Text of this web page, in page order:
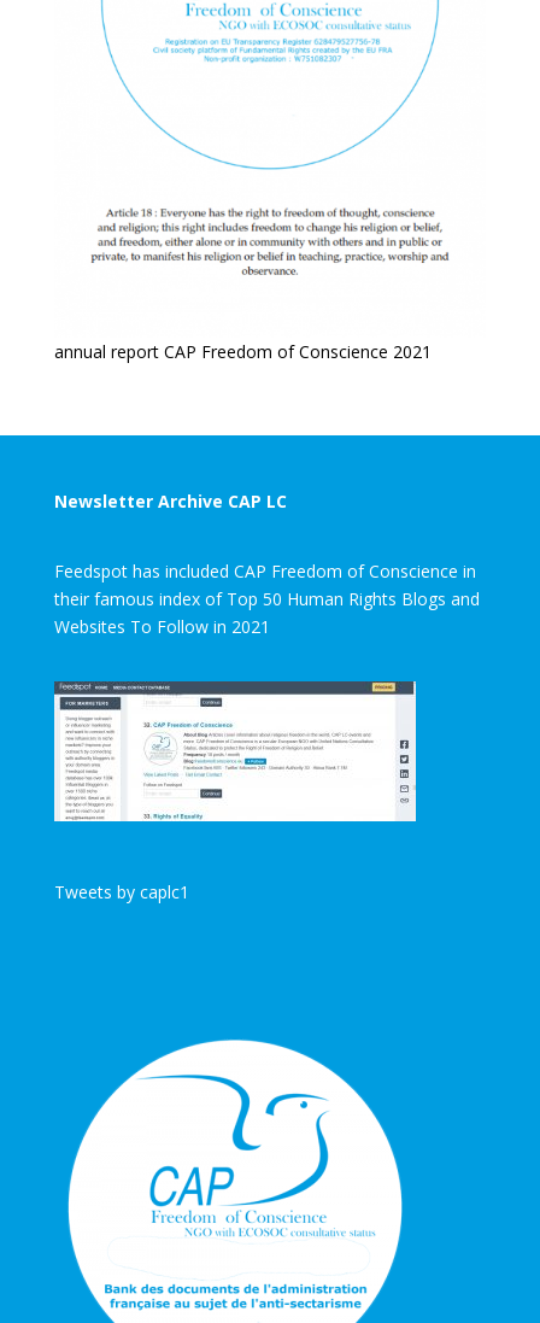
annual report CAP Freedom of Conscience 2021
Newsletter Archive CAP LC
Feedspot has included CAP Freedom of Conscience in
their famous index of Top 50 Human Rights Blogs and
Websites To Follow in 2021
Tweets by caplc1